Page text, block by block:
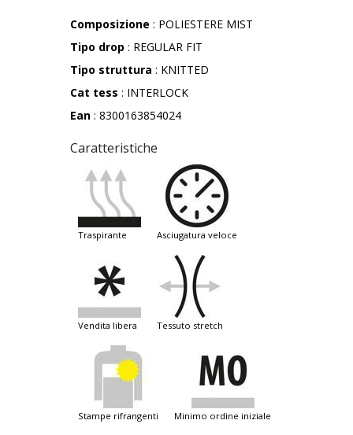
Composizione : POLIESTERE MIST
Tipo drop : REGULAR FIT
Tipo struttura : KNITTED
Cat tess : INTERLOCK
Ean : 8300163854024
Caratteristiche
traspirante asciugatura veloce
vendita libera tessuto stretch
stampe rifrangenti minimo ordine iniziale